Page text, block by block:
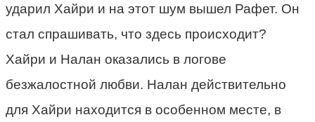
ударил Хайри и на этот шум вышел Рафет. Он
стал спрашивать, что здесь происходит?
Хайри и Налан оказались в логове
безжалостной любви. Налан действительно
для Хайри находится в особенном месте, в